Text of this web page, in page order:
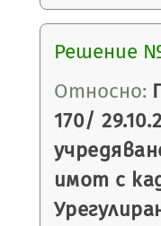
Решение
Относно:
170/
имот с